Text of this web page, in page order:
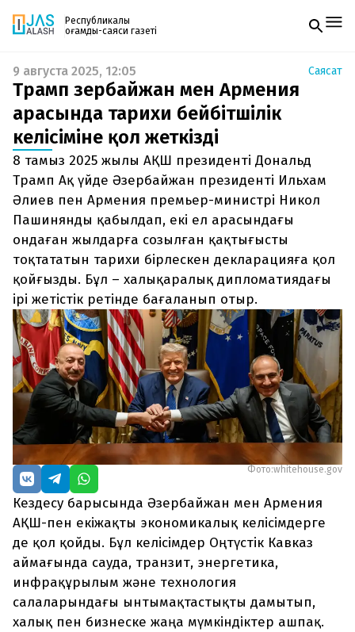
Республикалық
қоғамдық-саяси газеті
Жаңалықтар
Спорт
Live
Руханият
Аймақ
Архив
Заң және тәртіп
Редакциямен байланыс
+7 708 604 51 06
Жарнама бөлімі
+7 701 220 64 52
Пошта
zhasalash100@gmail.com
Газетке жазылу
PDF форматтағы газетті ай сайын электронды
поштаңызға алып отырыңыз. Жаңа нөмір
шыққан сәтте сізге бірден жіберіледі. Тек email
енгізіңіз, біз қалғанын өзіміз жібереміз.
9 августа 2025, 12:05 Саясат
Трамп Әзербайжан мен Армения
арасында тарихи бейбітшілік
келісіміне қол жеткізді
8 тамыз 2025 жылы АҚШ президенті Дональд
Трамп Ақ үйде Әзербайжан президенті Ильхам
Әлиев пен Армения премьер-министрі Никол
Пашинянды қабылдап, екі ел арасындағы
ондаған жылдарға созылған қақтығысты
тоқтататын тарихи бірлескен декларацияға қол
қойғызды. Бұл – халықаралық дипломатиядағы
ірі жетістік ретінде бағаланып отыр.
Фото:whitehouse.gov
Кездесу барысында Әзербайжан мен Армения
АҚШ-пен екіжақты экономикалық келісімдерге
де қол қойды. Бұл келісімдер Оңтүстік Кавказ
аймағында сауда, транзит, энергетика,
инфрақұрылым және технология
салаларындағы ынтымақтастықты дамытып,
халық пен бизнеске жаңа мүмкіндіктер ашпақ.